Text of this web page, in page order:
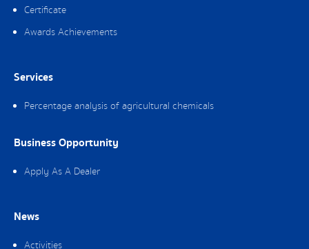
Certificate
Awards Achievements
Services
Percentage analysis of agricultural chemicals
Business Opportunity
Apply As A Dealer
News
Activities